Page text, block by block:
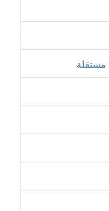
مستقلة